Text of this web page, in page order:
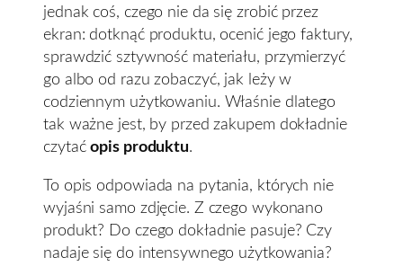
jednak coś, czego nie da się zrobić przez
ekran: dotknąć produktu, ocenić jego faktury,
sprawdzić sztywność materiału, przymierzyć
go albo od razu zobaczyć, jak leży w
codziennym użytkowaniu. Właśnie dlatego
tak ważne jest, by przed zakupem dokładnie
czytaćopis produktu.
To opis odpowiada na pytania, których nie
wyjaśni samo zdjęcie. Z czego wykonano
produkt? Do czego dokładnie pasuje? Czy
nadaje się do intensywnego użytkowania?